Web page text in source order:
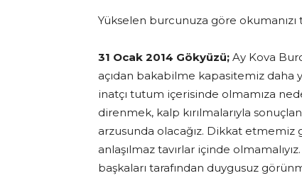
Yükselen burcunuza göre okumanızı
31 Ocak 2014 Gökyüzü; Ay Kova
açıdan bakabilme kapasitemiz daha
inatçı tutum içerisinde olmamıza
direnmek, kalp kırılmalarıyla
arzusunda olacağız. Dikkat
anlaşılmaz tavırlar içinde
başkaları tarafından duygusuz